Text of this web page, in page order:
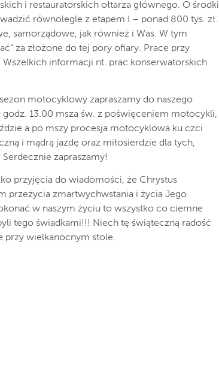
i restauratorskich ołtarza głównego. O środki
równolegle z etapem I – ponad 800 tys. zł.
samorządowe, jak również i Was. W tym
za złożone do tej pory ofiary. Prace przy
informacji nt. prac konserwatorskich
motocyklowy zapraszamy do naszego
13.00 msza św. z poświęceniem motocykli,
a po mszy procesja motocyklowa ku czci
i mądrą jazdę oraz miłosierdzie dla tych,
zapraszamy!
przyjęcia do wiadomości, że Chrystus
przeżycia zmartwychwstania i życia Jego
w naszym życiu to wszystko co ciemne
tego świadkami!!! Niech tę świąteczną radość
przy wielkanocnym stole.